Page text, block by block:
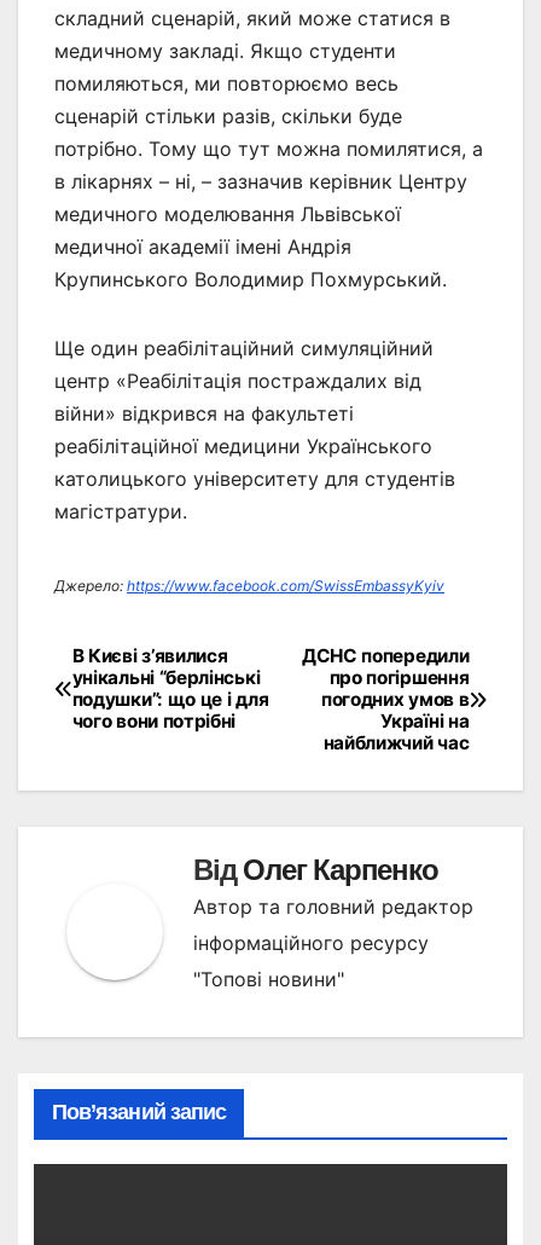
складний сценарій, який може статися в
медичному закладі. Якщо студенти
помиляються, ми повторюємо весь
сценарій стільки разів, скільки буде
потрібно. Тому що тут можна помилятися, а
в лікарнях – ні, – зазначив керівник Центру
медичного моделювання Львівської
медичної академії імені Андрія
Крупинського Володимир Похмурський.
Ще один реабілітаційний симуляційний
центр «Реабілітація постраждалих від
війни» відкрився на факультеті
реабілітаційної медицини Українського
католицького університету для студентів
магістратури.
Джерело: https://www.facebook.com/SwissEmbassyKyiv
Навігація
записів
ДСНС попередили
про погіршення
погодних умов в
Україні на
найближчий час
В Києві з’явилися
унікальні “берлінські
подушки”: що це і для
чого вони потрібні
ВідОлег Карпенко
Автор та головний редактор
інформаційного ресурсу
"Топові новини"
Пов’язаний запис